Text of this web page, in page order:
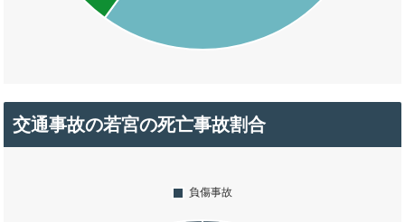
交通事故の若宮の死亡事故割合